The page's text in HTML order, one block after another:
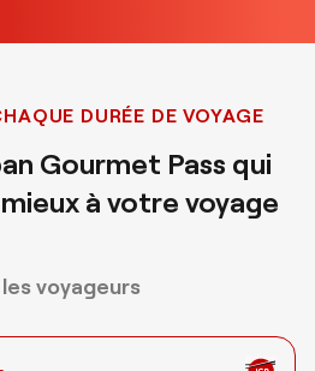
DURÉE DE VOYAGE
Gourmet Pass qui
à votre voyage
voyageurs